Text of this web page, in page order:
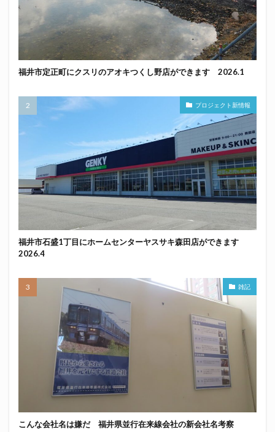
福井市定正町にクスリのアオキつくし野店ができます 2026.1
プロジェクト新情報
福井市石盛1丁目にホームセンターヤスサキ森田店ができます
2026.4
雑記
こんな会社名は嫌だ 福井県並行在来線会社の新会社名考察